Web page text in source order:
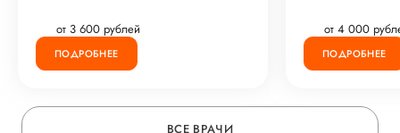
от 3 600 рублей
ПОДРОБНЕЕ
от 4 000
ПОДРОБНЕЕ
ВСЕ ВРАЧИ